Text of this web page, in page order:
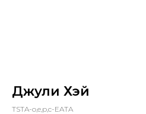
Джули Хэй
TSTA-o,e,p,c-EATA